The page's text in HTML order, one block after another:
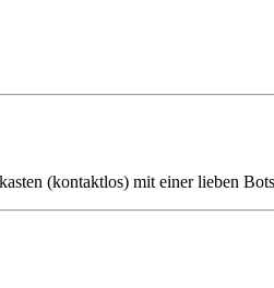
(kontaktlos) mit einer lieben